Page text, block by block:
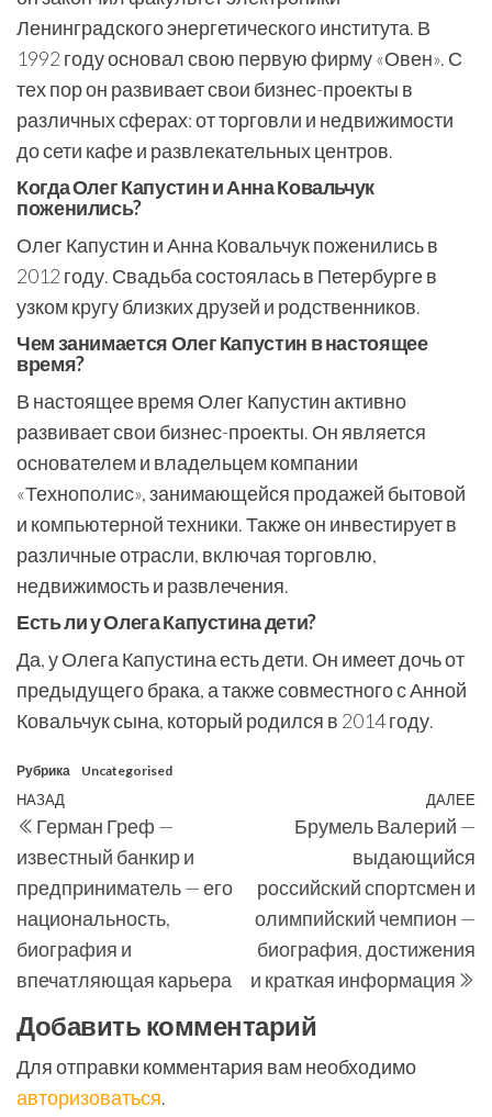
Ленинградского энергетического института. В
1992 году основал свою первую фирму «Овен». С
тех пор он развивает свои бизнес-проекты в
различных сферах: от торговли и недвижимости
до сети кафе и развлекательных центров.
Когда Олег Капустин и Анна Ковальчук
поженились?
Олег Капустин и Анна Ковальчук поженились в
2012 году. Свадьба состоялась в Петербурге в
узком кругу близких друзей и родственников.
Чем занимается Олег Капустин в настоящее
время?
В настоящее время Олег Капустин активно
развивает свои бизнес-проекты. Он является
основателем и владельцем компании
«Технополис», занимающейся продажей бытовой
и компьютерной техники. Также он инвестирует в
различные отрасли, включая торговлю,
недвижимость и развлечения.
Есть ли у Олега Капустина дети?
Да, у Олега Капустина есть дети. Он имеет дочь от
предыдущего брака, а также совместного с Анной
Ковальчук сына, который родился в 2014 году.
Рубрика Uncategorised
Навигация
по
записям
Предыдущая
запись
НАЗАД
Герман Греф —
известный банкир и
предприниматель — его
национальность,
биография и
впечатляющая карьера
ДАЛЕЕ
Брумель Валерий —
выдающийся
российский спортсмен и
олимпийский чемпион —
биография, достижения
и краткая информация
Добавить комментарий
Для отправки комментария вам необходимо
авторизоваться.